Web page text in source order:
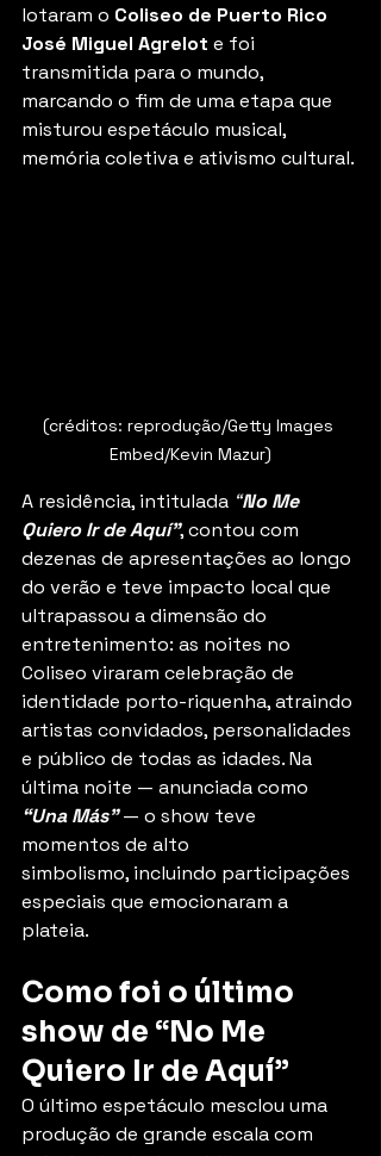
lotaram o Coliseo de Puerto Rico
José Miguel Agrelot e foi
transmitida para o mundo,
marcando o fim de uma etapa que
misturou espetáculo musical,
memória coletiva e ativismo cultural.
(créditos: reprodução/Getty Images
Embed/Kevin Mazur)
A residência, intitulada “No Me
Quiero Ir de Aquí”, contou com
dezenas de apresentações ao longo
do verão e teve impacto local que
ultrapassou a dimensão do
entretenimento: as noites no
Coliseo viraram celebração de
identidade porto-riquenha, atraindo
artistas convidados, personalidades
e público de todas as idades. Na
última noite — anunciada como
“Una Más” — o show teve
momentos de alto
simbolismo, incluindo participações
especiais que emocionaram a
plateia.
Como foi o último
show de “No Me
Quiero Ir de Aquí”
O último espetáculo mesclou uma
produção de grande escala com